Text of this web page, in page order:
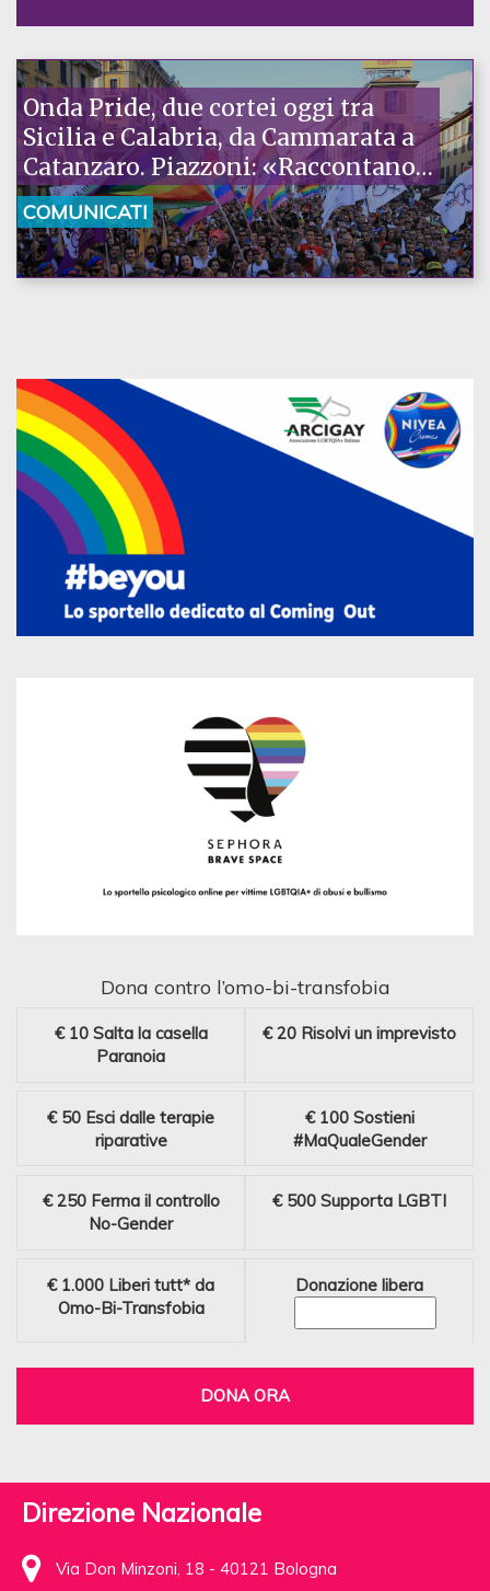
Onda Pride, due cortei oggi tra
Sicilia e Calabria, da Cammarata a
Catanzaro. Piazzoni: «Raccontano
la nostra ostinazione»
COMUNICATI
Dona contro l’omo-bi-transfobia
€ 10 Salta la casella
Paranoia
€ 20 Risolvi un imprevisto
€ 50 Esci dalle terapie
riparative
€ 100 Sostieni
#MaQualeGender
€ 250 Ferma il controllo
No-Gender
€ 500 Supporta LGBTI
€ 1.000 Liberi tutt* da
Omo-Bi-Transfobia
Donazione libera
DONA ORA
Direzione Nazionale
Via Don Minzoni, 18 - 40121 Bologna